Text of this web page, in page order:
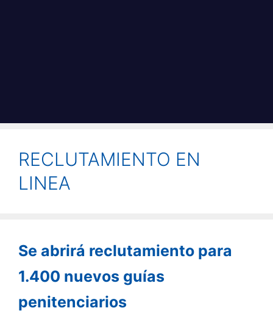
RECLUTAMIENTO EN
LINEA
Se abrirá reclutamiento para
1.400 nuevos guías
penitenciarios